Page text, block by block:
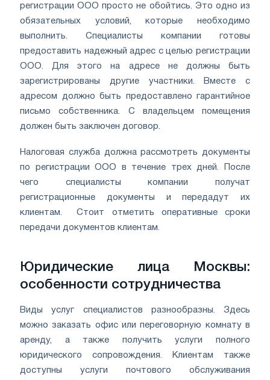
регистрации ООО просто не обойтись. Это одно из
обязательных условий, которые необходимо
выполнить. Специалисты компании готовы
предоставить надежный адрес с целью регистрации
ООО. Для этого на адресе не должны быть
зарегистрированы другие участники. Вместе с
адресом должно быть предоставлено гарантийное
письмо собственника. С владельцем помещения
должен быть заключен договор.
Налоговая служба должна рассмотреть документы
по регистрации ООО в течение трех дней. После
чего специалисты компании получат
регистрационные документы и передадут их
клиентам. Стоит отметить оперативные сроки
передачи документов клиентам.
Юридические лица Москвы:
особенности сотрудничества
Виды услуг специалистов разнообразны. Здесь
можно заказать офис или переговорную комнату в
аренду, а также получить услуги полного
юридического сопровождения. Клиентам также
доступны услуги почтового обслуживания